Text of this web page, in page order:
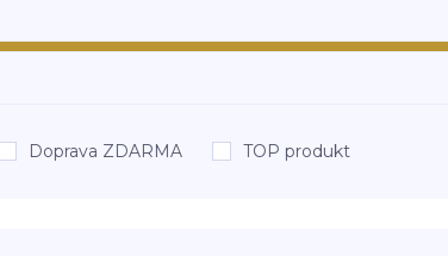
Doprava ZDARMA TOP produkt